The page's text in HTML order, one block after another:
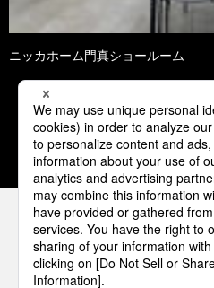
ニッカホーム門真ショールーム
1 2 3
パナソニックの電気設